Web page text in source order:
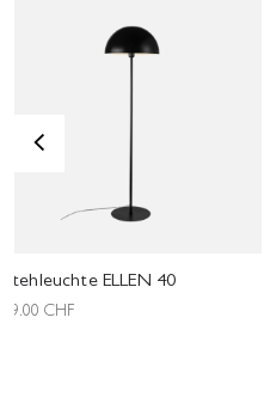
Stehleuchte ELLEN 40
69.00 CHF
<